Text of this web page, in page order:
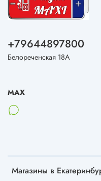
Магазины в
+79644897800
Белореченская 18А
MAX